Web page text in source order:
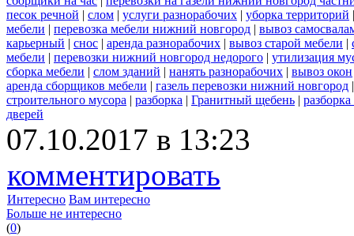
песок речной | слом | услуги разнорабочих | уборка территорий
мебели | перевозка мебели нижний новгород | вывоз
карьерный | снос | аренда разнорабочих | вывоз старой мебели |
мебели | перевозки нижний новгород недорого | утилизация
сборка мебели | слом зданий | нанять разнорабочих | вывоз окон
аренда сборщиков мебели | газель перевозки нижний новгород
строительного мусора | разборка | Гранитный щебень |
дверей
07.10.2017 в 13:23
комментировать
Интересно Вам интересно
Больше не интересно
(0)